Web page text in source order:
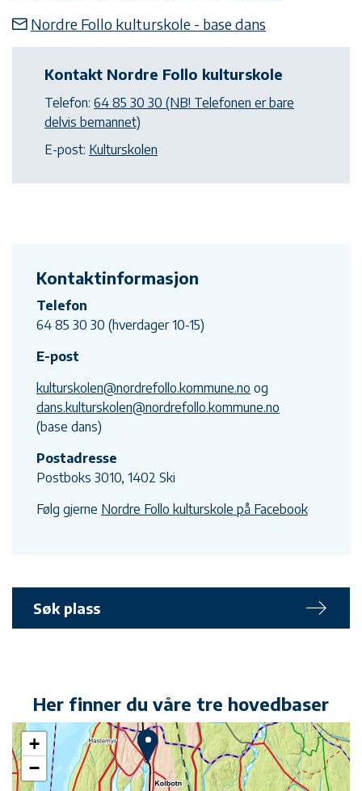
Nordre Follo kulturskole - base dans
Kontakt Nordre Follo kulturskole
Telefon: 64 85 30 30 (NB! Telefonen er bare
delvis bemannet)
E-post: Kulturskolen
Kontaktinformasjon
Telefon
64 85 30 30 (hverdager 10-15)
E-post
kulturskolen@nordrefollo.kommune.no og
dans.kulturskolen@nordrefollo.kommune.no
(base dans)
Postadresse
Postboks 3010, 1402 Ski
Følg gjerne Nordre Follo kulturskole på Facebook
Søk plass
Her finner du våre tre hovedbaser
+
−